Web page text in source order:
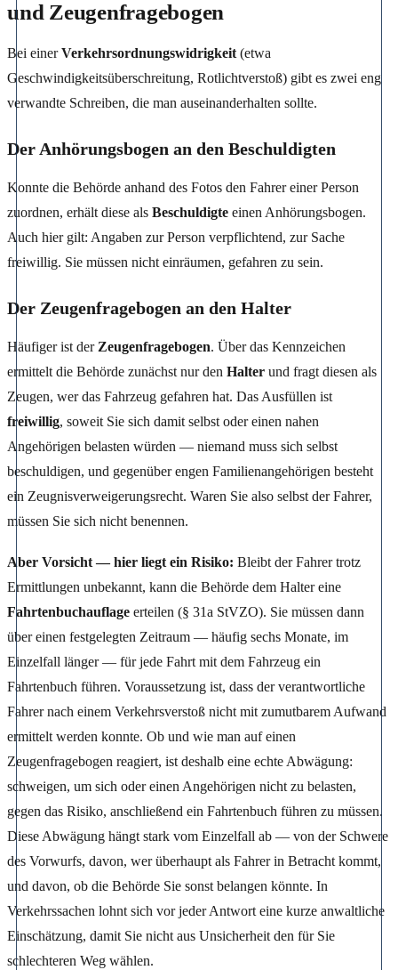
und Zeugenfragebogen
Bei einerVerkehrsordnungswidrigkeit (etwa
Geschwindigkeitsüberschreitung, Rotlichtverstoß) gibt es zwei eng
verwandte Schreiben, die man auseinanderhalten sollte.
Der Anhörungsbogen an den Beschuldigten
Konnte die Behörde anhand des Fotos den Fahrer einer Person
zuordnen, erhält diese als Beschuldigte einen Anhörungsbogen.
Auch hier gilt: Angaben zur Person verpflichtend, zur Sache
freiwillig. Sie müssen nicht einräumen, gefahren zu sein.
Der Zeugenfragebogen an den Halter
Häufiger ist der Zeugenfragebogen. Über das Kennzeichen
ermittelt die Behörde zunächst nur den Halter und fragt diesen als
Zeugen, wer das Fahrzeug gefahren hat. Das Ausfüllen ist
freiwillig, soweit Sie sich damit selbst oder einen nahen
Angehörigen belasten würden — niemand muss sich selbst
beschuldigen, und gegenüber engen Familienangehörigen besteht
ein Zeugnisverweigerungsrecht. Waren Sie also selbst der Fahrer,
müssen Sie sich nicht benennen.
Aber Vorsicht — hier liegt ein Risiko: Bleibt der Fahrer trotz
Ermittlungen unbekannt, kann die Behörde dem Halter eine
Fahrtenbuchauflage erteilen (§ 31a StVZO). Sie müssen dann
über einen festgelegten Zeitraum — häufig sechs Monate, im
Einzelfall länger — für jede Fahrt mit dem Fahrzeug ein
Fahrtenbuch führen. Voraussetzung ist, dass der verantwortliche
Fahrer nach einem Verkehrsverstoß nicht mit zumutbarem Aufwand
ermittelt werden konnte. Ob und wie man auf einen
Zeugenfragebogen reagiert, ist deshalb eine echte Abwägung:
schweigen, um sich oder einen Angehörigen nicht zu belasten,
gegen das Risiko, anschließend ein Fahrtenbuch führen zu müssen.
Diese Abwägung hängt stark vom Einzelfall ab — von der Schwere
des Vorwurfs, davon, wer überhaupt als Fahrer in Betracht kommt,
und davon, ob die Behörde Sie sonst belangen könnte. In
Verkehrssachen lohnt sich vor jeder Antwort eine kurze anwaltliche
Einschätzung, damit Sie nicht aus Unsicherheit den für Sie
schlechteren Weg wählen.